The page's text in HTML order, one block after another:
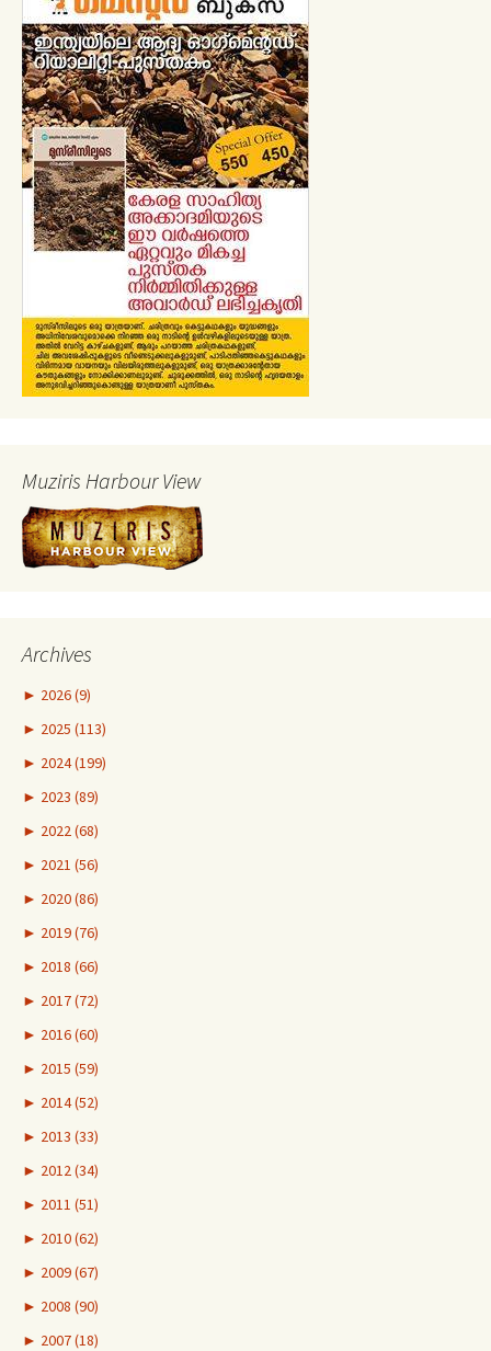
Muziris Harbour View
Archives
► 2026 (9)
► 2025 (113)
► 2024 (199)
► 2023 (89)
► 2022 (68)
► 2021 (56)
► 2020 (86)
► 2019 (76)
► 2018 (66)
► 2017 (72)
► 2016 (60)
► 2015 (59)
► 2014 (52)
► 2013 (33)
► 2012 (34)
► 2011 (51)
► 2010 (62)
► 2009 (67)
► 2008 (90)
► 2007 (18)